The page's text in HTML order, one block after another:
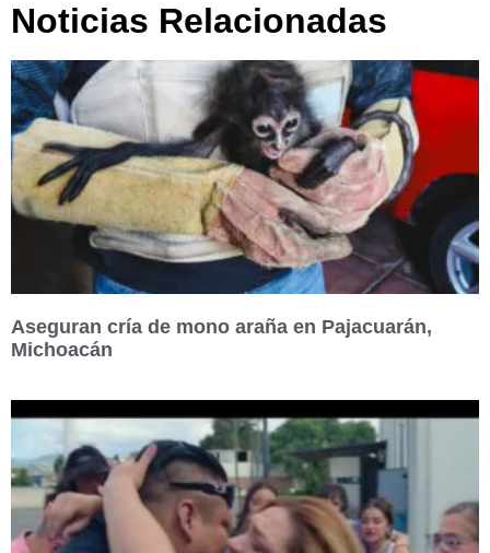
Noticias Relacionadas
Aseguran cría de mono araña en Pajacuarán,
Michoacán